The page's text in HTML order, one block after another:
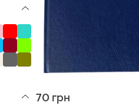
70 грн